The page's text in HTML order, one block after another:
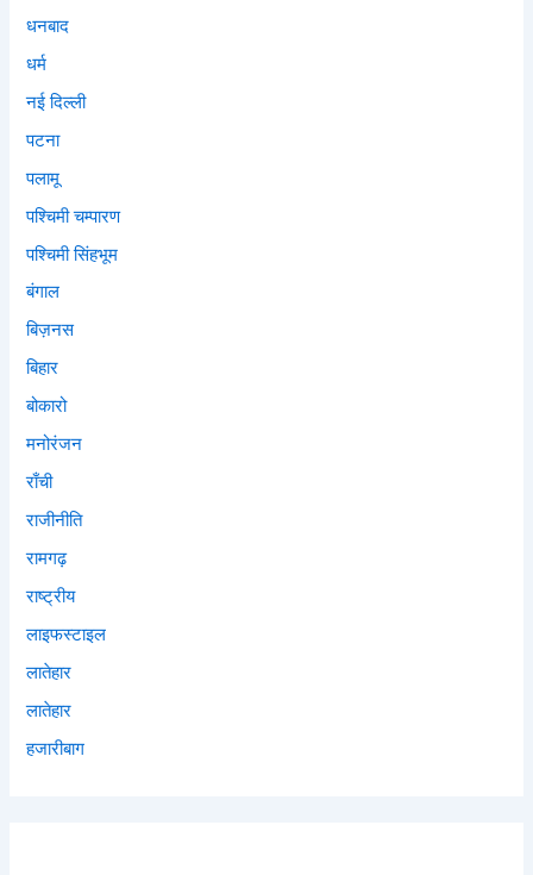
धनबाद
धर्म
नई दिल्ली
पटना
पलामू
पश्चिमी चम्पारण
पश्चिमी सिंहभूम
बंगाल
बिज़नस
बिहार
बोकारो
मनोरंजन
राँची
राजीनीति
रामगढ़
राष्ट्रीय
लाइफस्टाइल
लातेहार
लातेहार
हजारीबाग